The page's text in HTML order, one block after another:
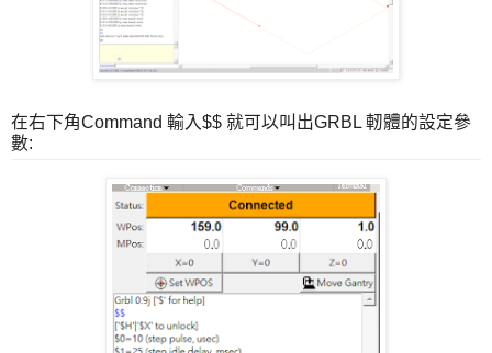
在右下角Command 輸入$$ 就可以叫出GRBL 軔體的設定參
數: